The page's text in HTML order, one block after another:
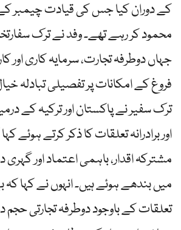
کے دوران کیا جس کی قیادت چیمبر
محمود کر رہے تھے۔ وفد نے ترک
جہاں دوطرفہ تجارت، سرمایہ کاری اور
فروغ کے امکانات پر تفصیلی تبادلہ
ترک سفیر نے پاکستان اور ترکیہ کے
اور برادرانہ تعلقات کا ذکر کرتے ہوئے
مشترکہ اقدار، باہمی اعتماد اور
میں بندھے ہوئے ہیں۔ انہوں نے کہا کہ
تعلقات کے باوجود دوطرفہ تجارتی